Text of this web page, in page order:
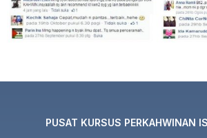
PUSAT KURSUS PERKAHWINAN